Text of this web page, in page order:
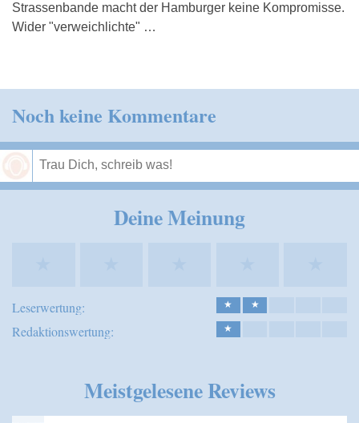
Strassenbande macht der Hamburger keine Kompromisse.
Wider "verweichlichte" …
Noch keine Kommentare
Deine Meinung
Leserwertung: ★ ★
Redaktionswertung: ★
Meistgelesene Reviews